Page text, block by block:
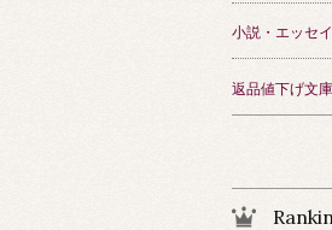
小説・エッセ
返品値下げ文庫